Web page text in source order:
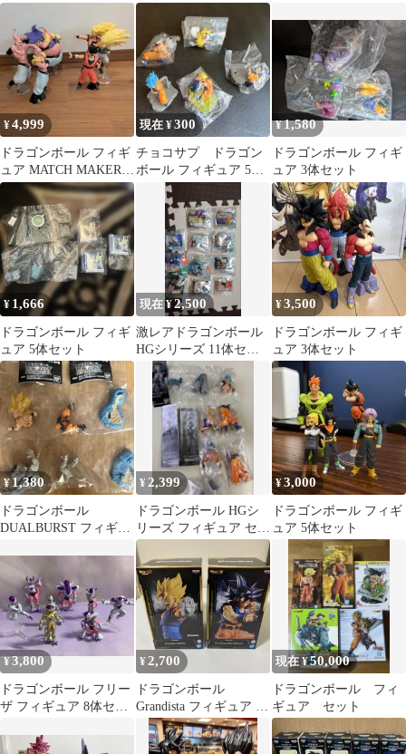
ア 2点セット
売り
¥4,999
ドラゴンボール フィギ
ュア MATCH MAKERS
6体セット
現在 ¥300
チョコサプ ドラゴン
ボール フィギュア 5体
セット
¥1,580
ドラゴンボール フィギ
ュア 3体セット
¥ 1,666
ドラゴンボール フィギ
ュア 5体セット
現在 ¥2,500
激レアドラゴンボール
HGシリーズ 11体セッ
ト 未開封 20年以上前の
当時物
¥3,500
ドラゴンボール フィギ
ュア 3体セット
¥ 1,380
ドラゴンボール
DUALBURST フィギュ
¥ 2,399
ドラゴンボール HGシ
リーズ フィギュア セッ
ト
¥3,000
ドラゴンボール フィギ
ュア 5体セット
¥3,800
ドラゴンボール フリー
ザ フィギュア 8体セッ
¥2,700
ドラゴンボール
Grandista フィギュア 2
体セット
現在 ¥50,000
ドラゴンボール フィ
ギュア セット